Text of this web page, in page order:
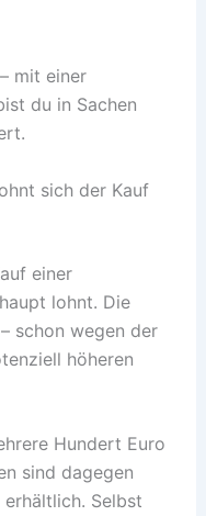
mit einer
du in Sachen
sich der Kauf
einer
lohnt. Die
schon wegen der
höheren
Hundert Euro
sind dagegen
Selbst